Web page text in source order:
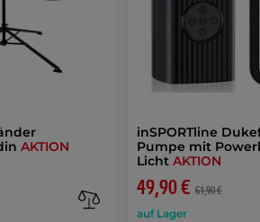
AKTION
inSPORTline
Pumpe mit
LichtAKTION
49,90 € 61,90 €
auf Lager